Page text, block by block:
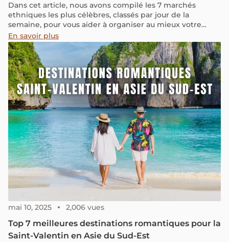
Dans cet article, nous avons compilé les 7 marchés
ethniques les plus célèbres, classés par jour de la
semaine, pour vous aider à organiser au mieux votre
visite et vivre une expérience unique lors de votre séjour
dans le Nord du Vietnam.
En savoir plus
mai 10, 2025 2,006 vues
Top 7 meilleures destinations romantiques pour la
Saint-Valentin en Asie du Sud-Est